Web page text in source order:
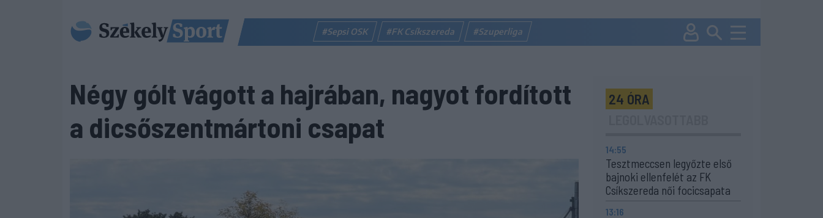
#Sepsi OSK #FK Csíkszereda #Szuperliga
Négy gólt vágott a hajrában, nagyot fordított
a dicsőszentmártoni csapat
24 ÓRA
14:55
Tesztmeccsen legyőzte első
bajnoki ellenfelét az FK
Csíkszereda női focicsapata
13:16